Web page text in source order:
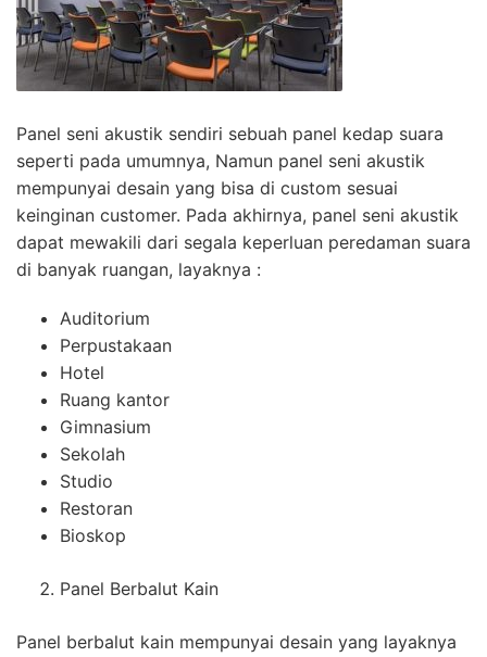
Panel seni akustik sendiri sebuah panel kedap suara
seperti pada umumnya, Namun panel seni akustik
mempunyai desain yang bisa di custom sesuai
keinginan customer. Pada akhirnya, panel seni akustik
dapat mewakili dari segala keperluan peredaman suara
di banyak ruangan, layaknya :
Auditorium
Perpustakaan
Hotel
Ruang kantor
Gimnasium
Sekolah
Studio
Restoran
Bioskop
Panel Berbalut Kain
Panel berbalut kain mempunyai desain yang layaknya